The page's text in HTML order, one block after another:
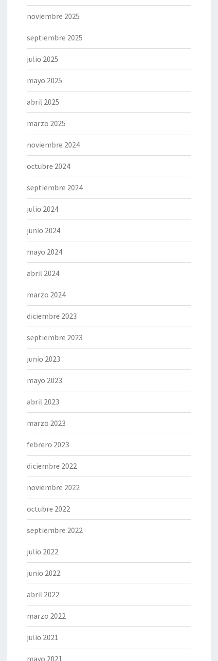
noviembre 2025
septiembre 2025
julio 2025
mayo 2025
abril 2025
marzo 2025
noviembre 2024
octubre 2024
septiembre 2024
julio 2024
junio 2024
mayo 2024
abril 2024
marzo 2024
diciembre 2023
septiembre 2023
junio 2023
mayo 2023
abril 2023
marzo 2023
febrero 2023
diciembre 2022
noviembre 2022
octubre 2022
septiembre 2022
julio 2022
junio 2022
abril 2022
marzo 2022
julio 2021
mayo 2021